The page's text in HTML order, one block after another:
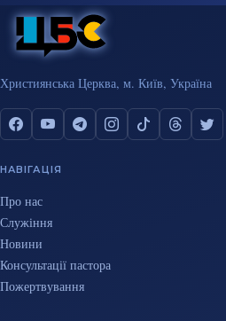
Християнська Церква, м. Київ, Україна
НАВІГАЦІЯ
Про нас
Служіння
Новини
Консультації пастора
Пожертвування